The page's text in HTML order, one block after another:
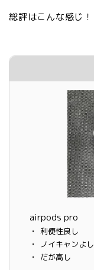
総評はこんな感じ！
airpods pro
利便性良し
ノイキャンよし
だが高し